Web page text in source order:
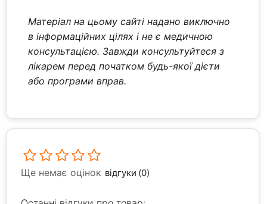
Матеріал на цьому сайті надано виключно
в інформаційних цілях і не є медичною
консультацією. Завжди консультуйтеся з
лікарем перед початком будь-якої дієти
або програми вправ.
Ще немає оцінок відгуки (0)